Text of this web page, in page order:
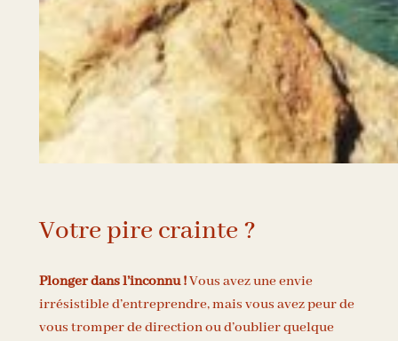
Votre pire crainte ?
Plonger dans l’inconnu !Vous avez une envie
irrésistible d’entreprendre, mais vous avez peur de
vous tromper de direction ou d’oublier quelque